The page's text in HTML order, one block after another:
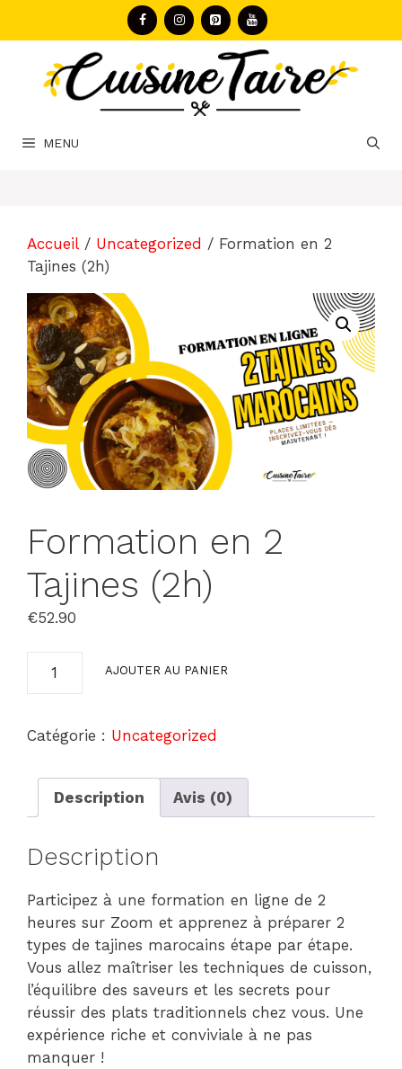
MENU
Accueil / Uncategorized / Formation en 2
Tajines (2h)
Formation en 2
Tajines (2h)
€52.90
en
Tajines
AJOUTER AU PANIER
Catégorie : Uncategorized
Description Avis (0)
Description
Participez à une formation en ligne de 2
heures sur Zoom et apprenez à préparer 2
types de tajines marocains étape par étape.
Vous allez maîtriser les techniques de cuisson,
l’équilibre des saveurs et les secrets pour
réussir des plats traditionnels chez vous. Une
expérience riche et conviviale à ne pas
manquer !